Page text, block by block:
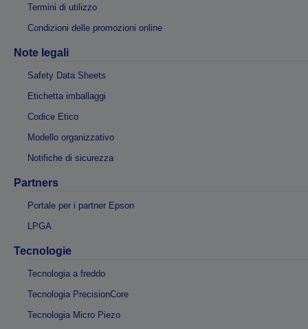
Termini di utilizzo
Condizioni delle promozioni online
Note legali
Safety Data Sheets
Etichetta imballaggi
Codice Etico
Modello organizzativo
Notifiche di sicurezza
Partners
Portale per i partner Epson
LPGA
Tecnologie
Tecnologia a freddo
Tecnologia PrecisionCore
Tecnologia Micro Piezo